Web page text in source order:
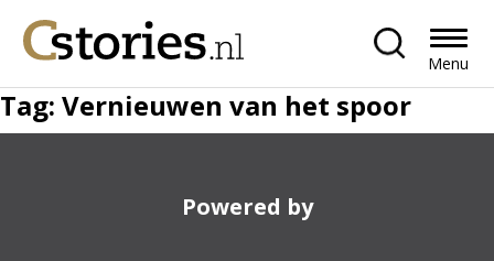
Menu
Tag: Vernieuwen van het spoor
Powered by